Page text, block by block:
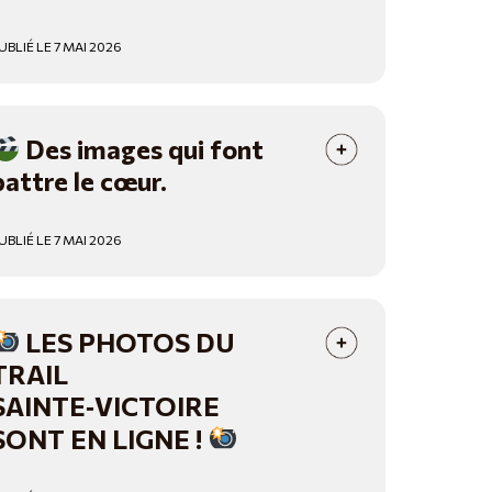
LE 7 MAI 2026
Des images qui font
le cœur.
LE 7 MAI 2026
LES PHOTOS DU
EN LIGNE !